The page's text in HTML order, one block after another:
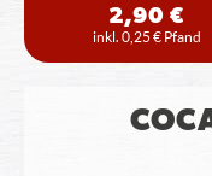
2,90 €
inkl. 0,25 € Pfand